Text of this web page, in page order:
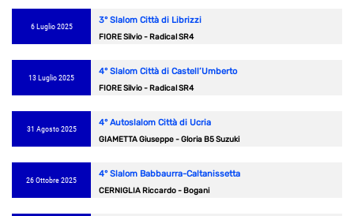
6 Luglio 2025
3° Slalom Città di Librizzi
FIORE Silvio - Radical SR4
13 Luglio 2025
4° Slalom Città di Castell’Umberto
FIORE Silvio - Radical SR4
31 Agosto 2025
4° Autoslalom Città di Ucria
GIAMETTA Giuseppe - Gloria B5 Suzuki
26 Ottobre 2025
4° Slalom Babbaurra-Caltanissetta
CERNIGLIA Riccardo - Bogani